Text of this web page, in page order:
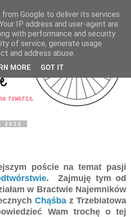
2012
poście na temat pasji
. Zajmuję tym od
w Bractwie Najemników
Chąśba z Trzebiatowa
Wam trochę o tej
Google to deliver its services
IP address and user-agent are
with performance and security
of service, generate usage
and address abuse.
MORE GOT IT